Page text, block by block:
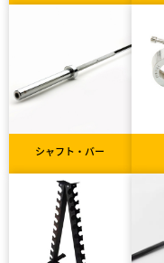
シャフト・バー